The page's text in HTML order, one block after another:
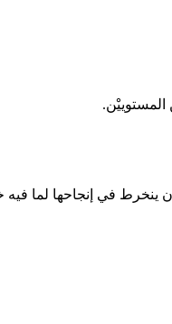
ينخرط في إنجاحها لما فيه